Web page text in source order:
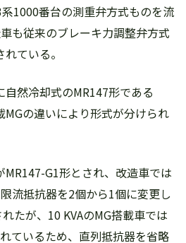
1000番台の測重弁方式ものを流
も従来のブレーキ力調整弁方式
ている。
然冷却式のMR147形である
の違いにより形式が分けられ
G1形とされ、改造車では
流抵抗器を2個から1個に変更し
たが、10 KVAのMG搭載車では
ているため、直列抵抗器を省略